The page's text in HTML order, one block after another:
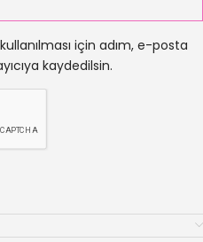
için adım, e-posta
kaydedilsin.